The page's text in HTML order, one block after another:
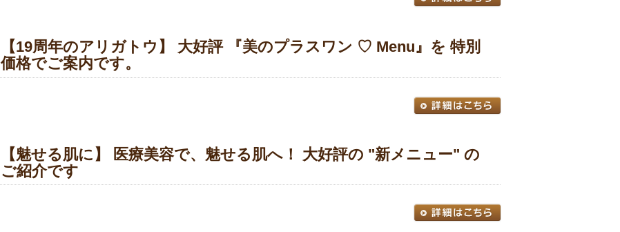
【19周年のアリガトウ】 大好評 『美のプラスワン ♡ Menu』を 特別
価格でご案内です。
【魅せる肌に】 医療美容で、魅せる肌へ！ 大好評の "新メニュー" の
ご紹介です